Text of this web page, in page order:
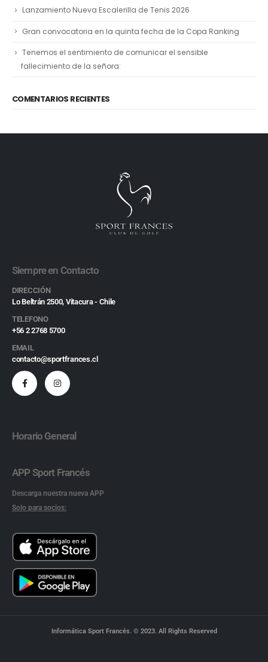
Lanzamiento Nueva Escalerilla de Tenis 2026
Gran convocatoria en la quinta fecha de la Copa Ranking
Tenemos el sentimiento de comunicar el sensible
fallecimiento de la señora:
COMENTARIOS RECIENTES
Siempre en Contacto
DIRECCIÓN
Lo Beltrán 2500, Vitacura - Chile
TELEFONO
+56 2 2768 5700
EMAIL
contacto@sportfrances.cl
Horario General
APP Sport Francés
Descarga nuestra nueva APP
Solo para socios:
Informática Sport Francés. © 2023. All Rights Reserved